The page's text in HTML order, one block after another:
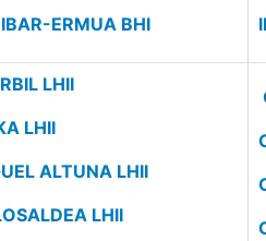
ERMUA BHI
LHII
LHII
ALTUNA LHII
LHII